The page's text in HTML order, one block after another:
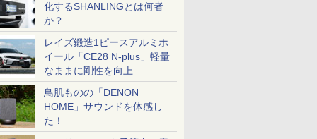
化するSHANLINGとは何者
か？
レイズ鍛造1ピースアルミホ
イール「CE28 N-plus」軽量
なままに剛性を向上
鳥肌ものの「DENON
HOME」サウンドを体感し
た！